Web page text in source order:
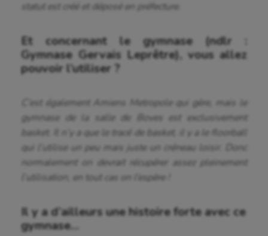
statut est créé et déposé en préfecture.
Et concernant le gymnase (ndlr :
Gymnase Gervais Leprêtre), vous allez
pouvoir l’utiliser ?
C’est également Amiens Metropole qui gère, mais le
gymnase de la salle de Boves est exclusivement
basket. Il n’y a que le tracé de basket, il y a le floorball
qui l’utilise un peu mais juste un créneau loisir. Donc
normalement on devrait récupérer assez pleinement
l’utilisation, en tout cas on l’espère !
Il y a d’ailleurs une histoire forte avec ce
gymnase…